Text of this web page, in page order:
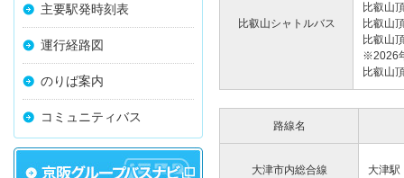
主要駅発時刻表
運行経路図
のりば案内
コミュニティバス
比叡山シャトルバス
比叡山
比叡山
比叡山
※2026
比
路線名
大津市内総合線
大津駅